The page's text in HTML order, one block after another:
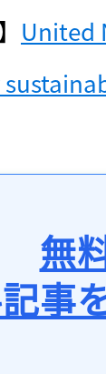
United
無
事